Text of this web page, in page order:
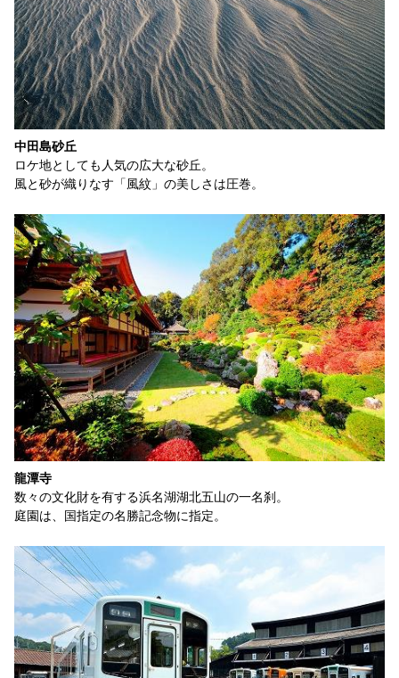
中田島砂丘
ロケ地としても人気の広大な砂丘。
風と砂が織りなす「風紋」の美しさは圧巻。
龍潭寺
数々の文化財を有する浜名湖湖北五山の一名刹。
庭園は、国指定の名勝記念物に指定。